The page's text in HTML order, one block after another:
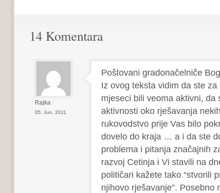
14 Komentara
Rajka
05. Jun, 2011
Poštovani gradonačelniče
Iz ovog teksta vidim da ste za
mjeseci bili veoma aktivni, da
aktivnosti oko rješavanja
rukovodstvo prije Vas bilo
dovelo do kraja … a i da ste
problema i pitanja značajnih
razvoj Cetinja i Vi stavili na
političari kažete tako “stvorili
njihovo rješavanje”. Posebno